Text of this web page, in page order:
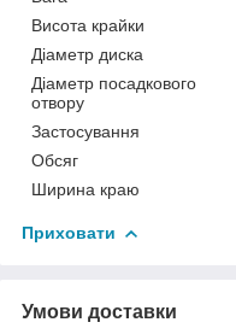
Висота крайки
Діаметр диска
Діаметр посадкового
отвору
Застосування
Обсяг
Ширина краю
Приховати
Умови доставки